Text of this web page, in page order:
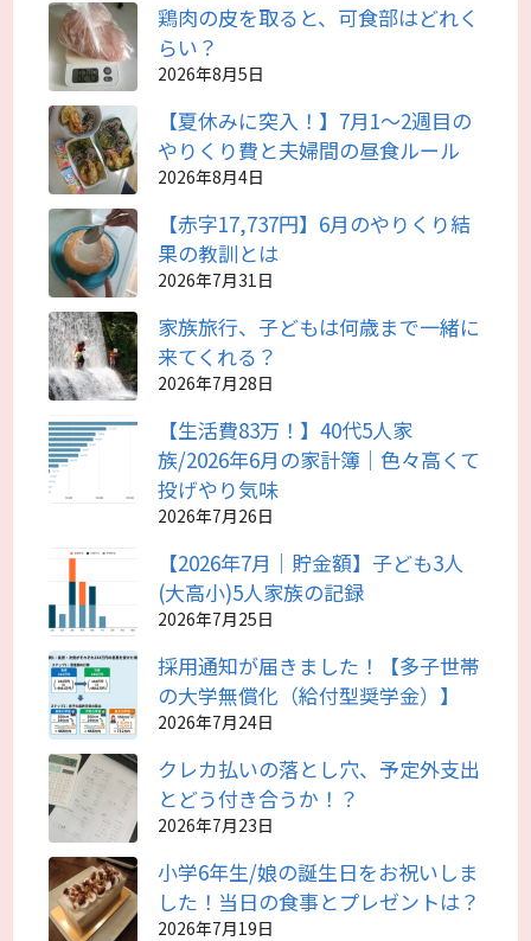
鶏肉の皮を取ると、可食部はどれく
らい？
2026年8月5日
【夏休みに突入！】7月1～2週目の
やりくり費と夫婦間の昼食ルール
2026年8月4日
【赤字17,737円】6月のやりくり結
果の教訓とは
2026年7月31日
家族旅行、子どもは何歳まで一緒に
来てくれる？
2026年7月28日
【生活費83万！】40代5人家
族/2026年6月の家計簿｜色々高くて
投げやり気味
2026年7月26日
【2026年7月｜貯金額】子ども3人
(大高小)5人家族の記録
2026年7月25日
採用通知が届きました！【多子世帯
の大学無償化（給付型奨学金）】
2026年7月24日
クレカ払いの落とし穴、予定外支出
とどう付き合うか！？
2026年7月23日
小学6年生/娘の誕生日をお祝いしま
した！当日の食事とプレゼントは？
2026年7月19日